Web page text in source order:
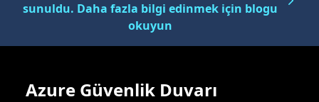
sunuldu. Daha fazla bilgi edinmek için blogu
okuyun
Azure Güvenlik Duvarı